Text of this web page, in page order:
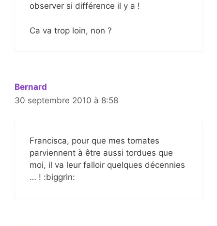
observer si différence il y a !
Ca va trop loin, non ?
Bernard
30 septembre 2010 à 8:58
Francisca, pour que mes tomates
parviennent à être aussi tordues que
moi, il va leur falloir quelques décennies
… ! :biggrin: